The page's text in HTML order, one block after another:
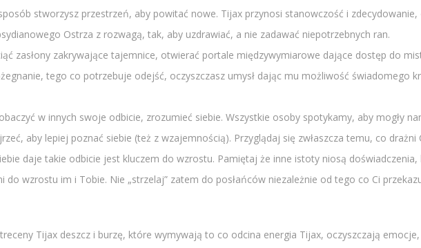
stworzysz przestrzeń, aby powitać nowe. Tijax przynosi stanowczość i
Ostrza z rozwagą, tak, aby uzdrawiać, a nie zadawać niepotrzebnych ran.
zasłony zakrywające tajemnice, otwierać portale międzywymiarowe dające dostęp do
tego co potrzebuje odejść, oczyszczasz umysł dając mu możliwość świadomego
w innych swoje odbicie, zrozumieć siebie. Wszystkie osoby spotykamy, aby mogły
aby lepiej poznać siebie (też z wzajemnością). Przyglądaj się zwłaszcza temu, co
daje takie odbicie jest kluczem do wzrostu. Pamiętaj że inne istoty niosą
wzrostu im i Tobie. Nie „strzelaj” zatem do posłańców niezależnie od tego co Ci
Tijax deszcz i burzę, które wymywają to co odcina energia Tijax, oczyszczają